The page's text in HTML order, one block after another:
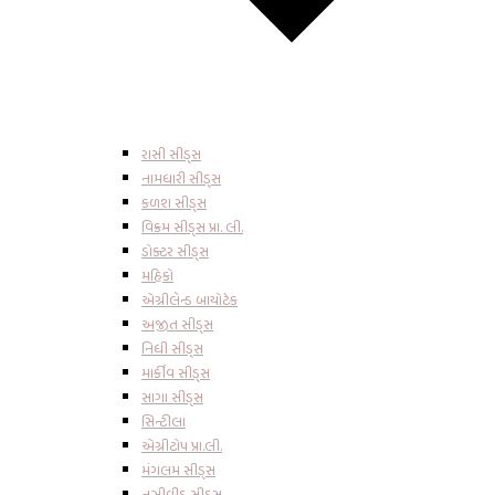
રાસી સીડ્સ
નામધારી સીડ્સ
કળશ સીડ્સ
વિક્રમ સીડ્સ પ્રા. લી.
ડોક્ટર સીડ્સ
મહિકો
એગ્રીલેન્ડ બાયોટેક
અજીત સીડ્સ
નિધી સીડ્સ
માર્કીવ સીડ્સ
સાગા સીડ્સ
સિન્ટીલા
એગ્રીટોપ પ્રા.લી.
મંગલમ સીડ્સ